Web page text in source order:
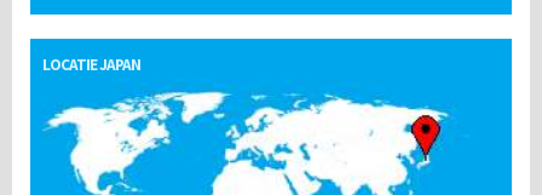
LOCATIE JAPAN